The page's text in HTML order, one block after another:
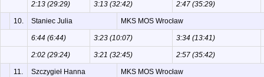
2:13 (29:29) 3:13 (32:42) 2:47 (35:29)
10. Staniec Julia MKS MOS Wrocław
6:44 (6:44) 3:23 (10:07) 3:34 (13:41)
2:02 (29:24) 3:21 (32:45) 2:57 (35:42)
11. Szczygieł Hanna MKS MOS Wrocław